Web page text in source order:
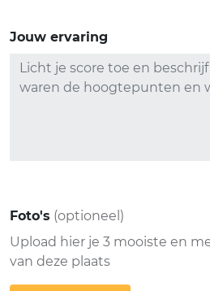
Jouw ervaring
Foto's (optioneel)
Upload hier je 3 mooiste en
van deze plaats